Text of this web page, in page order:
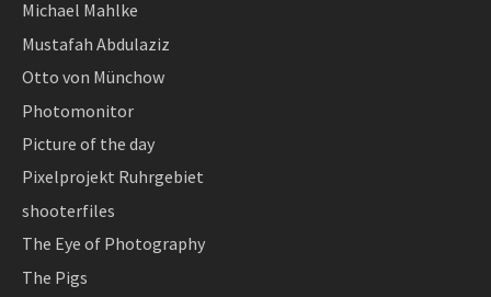
Michael Mahlke
Mustafah Abdulaziz
Otto von Münchow
Photomonitor
Picture of the day
Pixelprojekt Ruhrgebiet
shooterfiles
The Eye of Photography
The Pigs